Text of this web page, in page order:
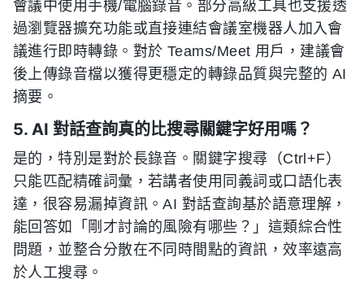
會議中使用手機/電腦錄音。部分高級工具也支援透
過瀏覽器擴充功能或直接連結會議室機器人加入會
議進行即時轉錄。對於 Teams/Meet 用戶，建議會
後上傳錄音檔以獲得更穩定的轉錄品質與完整的 AI
摘要。
5. AI 對話查詢真的比搜尋關鍵字好用嗎？
是的，特別是對於長錄音。關鍵字搜尋（Ctrl+F）
只能匹配精確詞彙，若講者使用同義詞或口語化表
達，很容易漏掉資訊。AI 對話查詢基於語意理解，
能回答如「剛才討論的風險有哪些？」這類綜合性
問題，並整合分散在不同時間點的資訊，效率遠高
於人工搜尋。